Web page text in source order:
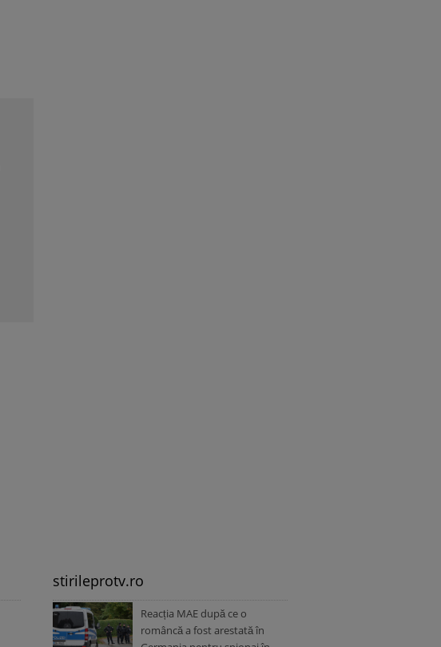
stirileprotv.ro
Reacția MAE după ce o
româncă a fost arestată în